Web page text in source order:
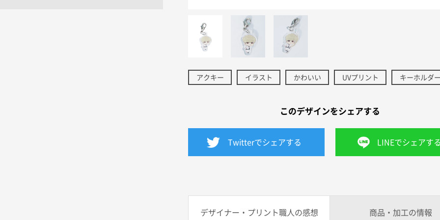
アクキー イラスト かわいい UVプリント キーホルダ
このデザインをシェアする
Twitterでシェアする LINEでシェアす
デザイナー・プリント職人の感想 商品・加工の情報